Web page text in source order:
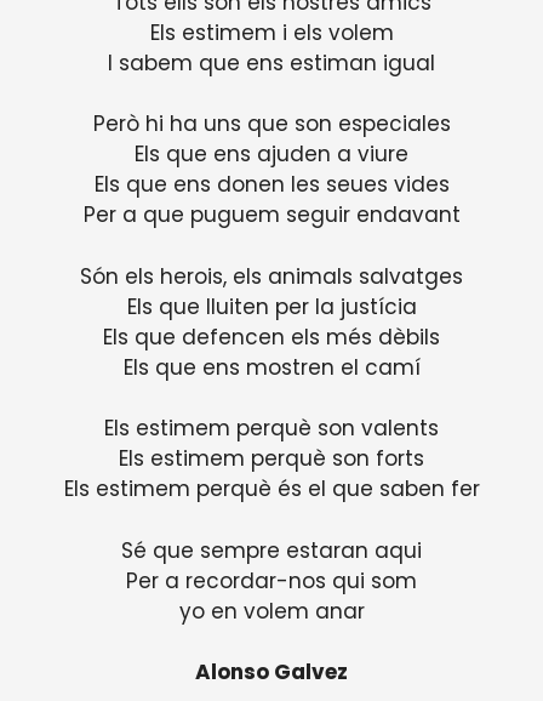
Els estimem i els volem
I sabem que ens estiman igual
Però hi ha uns que son especiales
Els que ens ajuden a viure
Els que ens donen les seues vides
Per a que puguem seguir endavant
Són els herois, els animals salvatges
Els que lluiten per la justícia
Els que defencen els més dèbils
Els que ens mostren el camí
Els estimem perquè son valents
Els estimem perquè son forts
Els estimem perquè és el que saben fer
Sé que sempre estaran aqui
Per a recordar-nos qui som
yo en volem anar
Alonso Galvez